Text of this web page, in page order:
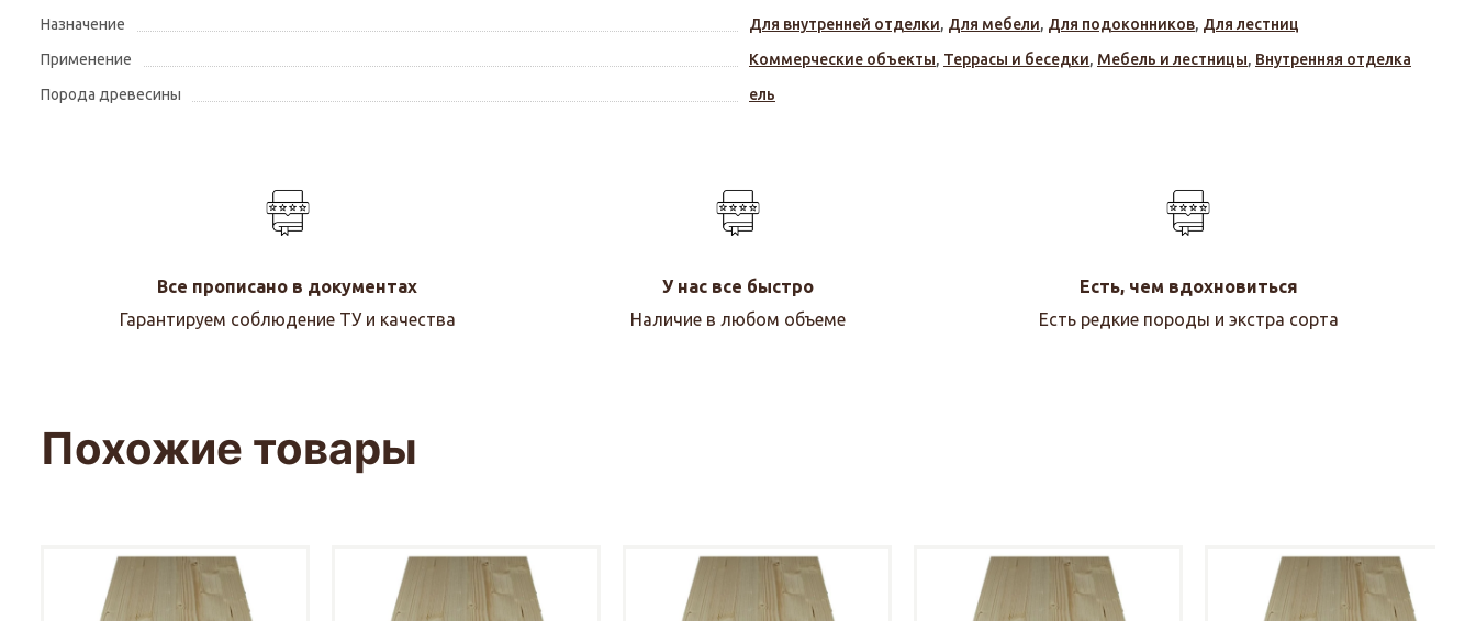
Назначение
Для внутренней отделки, Для мебели, Для подоконников, Для лестниц
Применение
Коммерческие объекты, Террасы и беседки, Мебель и лестницы, Внутренняя отделка
Порода древесины
ель
Все прописано в документах
Гарантируем соблюдение ТУ и качества
У нас все быстро
Наличие в любом объеме
Есть, чем вдохновиться
Есть редкие породы и экстра сорта
Похожие товары